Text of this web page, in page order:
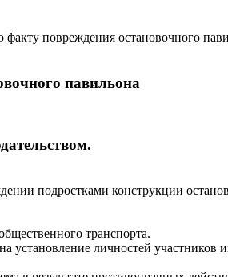
повреждения остановочного
павильона
подростками конструкции
транспорта.
личностей участников